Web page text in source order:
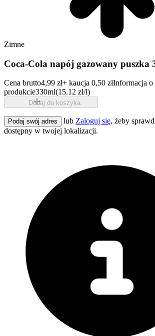
Zimne
Coca-Cola napój gazowany puszka
Cena brutto4,99 zł+ kaucja 0,50 złInformacja o
produkcie330ml(15.12 zł/l)
Dodaj do koszyka
Podaj swój adres lub Zaloguj się, żeby
dostępny w twojej lokalizacji.